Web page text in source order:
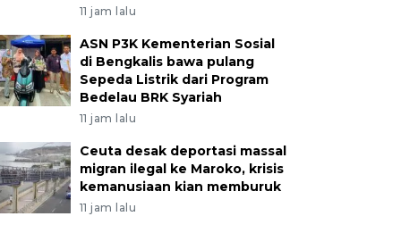
11 jam lalu
ASN P3K Kementerian Sosial
di Bengkalis bawa pulang
Sepeda Listrik dari Program
Bedelau BRK Syariah
11 jam lalu
Ceuta desak deportasi massal
migran ilegal ke Maroko, krisis
kemanusiaan kian memburuk
11 jam lalu